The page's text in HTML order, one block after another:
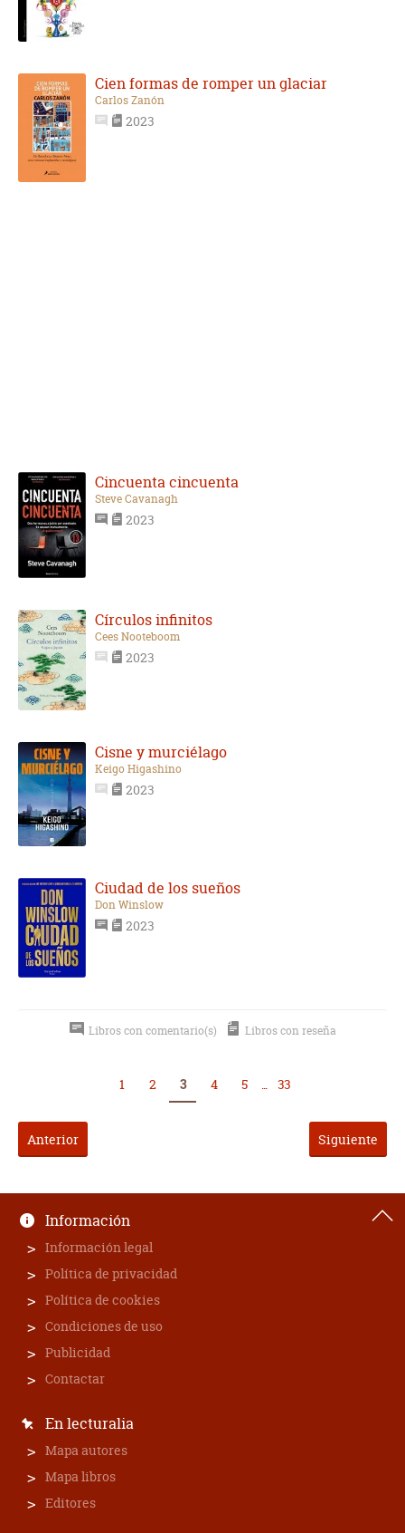
Cien formas de romper un glaciar
Carlos Zanón
2023
Cincuenta cincuenta
Steve Cavanagh
2023
Círculos infinitos
Cees Nooteboom
2023
Cisne y murciélago
Keigo Higashino
2023
Ciudad de los sueños
Don Winslow
2023
Libros con comentario(s) Libros con reseña
Anterior
1 2 3 4 5 ... 33
Siguiente
Información
Información legal
Política de privacidad
Política de cookies
Condiciones de uso
Publicidad
Contactar
En lecturalia
Mapa autores
Mapa libros
Editores